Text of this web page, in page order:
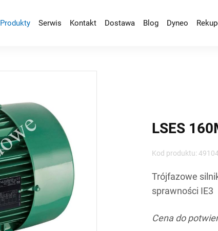
Produkty Serwis Kontakt Dostawa Blog Dyneo
LSES
Kod produktu:
Trójfazowe
sprawności IE3
Cena do